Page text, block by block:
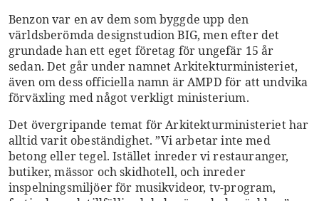
Benzon var en av dem som byggde upp den
världsberömda designstudion BIG, men efter det
grundade han ett eget företag för ungefär 15 år
sedan. Det går under namnet Arkitekturministeriet,
även om dess officiella namn är AMPD för att undvika
förväxling med något verkligt ministerium.
Det övergripande temat för Arkitekturministeriet har
alltid varit obeständighet. ”Vi arbetar inte med
betong eller tegel. Istället inreder vi restauranger,
butiker, mässor och skidhotell, och inreder
inspelningsmiljöer för musikvideor, tv-program,